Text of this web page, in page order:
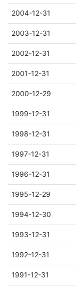
2004-12-31
2003-12-31
2002-12-31
2001-12-31
2000-12-29
1999-12-31
1998-12-31
1997-12-31
1996-12-31
1995-12-29
1994-12-30
1993-12-31
1992-12-31
1991-12-31